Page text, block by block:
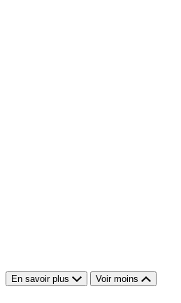
En savoir plus Voir moins